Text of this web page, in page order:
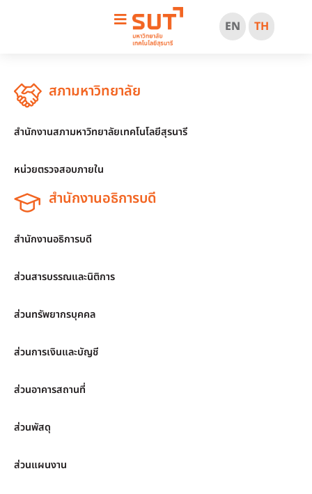
EN TH
สภามหาวิทยาลัย
สำนักงานสภามหาวิทยาลัยเทคโนโลยีสุรนารี
หน่วยตรวจสอบภายใน
สำนักงานอธิการบดี
สำนักงานอธิการบดี
ส่วนสารบรรณและนิติการ
ส่วนทรัพยากรบุคคล
ส่วนการเงินและบัญชี
ส่วนอาคารสถานที่
ส่วนพัสดุ
ส่วนแผนงาน